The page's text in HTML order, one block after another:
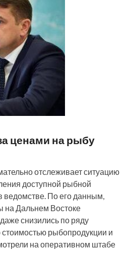
ценами на рыбу
отслеживает ситуацию
доступной рыбной
ведомстве. По его данным,
на Дальнем Востоке
снизились по ряду
рыбопродукции и
на оперативном штабе